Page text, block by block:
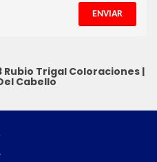
ENVIAR
Rubio Trigal Coloraciones|
Cabello